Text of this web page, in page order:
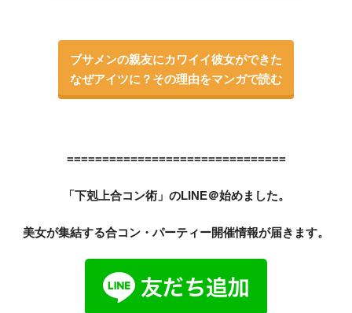
ブサメンの親友にカワイイ彼女ができた
なぜアイツに？その理由をマンガで読む
===============================
「下剋上合コン術」のLINE＠始めました。
美女が集結する合コン・パーティー開催情報が届きます。